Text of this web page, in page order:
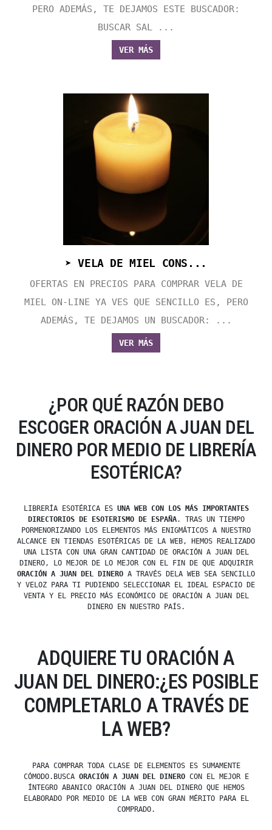
PERO ADEMÁS, TE DEJAMOS ESTE BUSCADOR:
BUSCAR SAL ...
VER MÁS
➤ VELA DE MIEL CONS...
OFERTAS EN PRECIOS PARA COMPRAR VELA DE
MIEL ON-LINE YA VES QUE SENCILLO ES, PERO
ADEMÁS, TE DEJAMOS UN BUSCADOR: ...
VER MÁS
¿POR QUÉ RAZÓN DEBO
ESCOGER ORACIÓN A JUAN DEL
DINERO POR MEDIO DE LIBRERÍA
ESOTÉRICA?
LIBRERÍA ESOTÉRICA ES UNA WEB CON LOS MÁS IMPORTANTES
DIRECTORIOS DE ESOTERISMO DE ESPAÑA. TRAS UN TIEMPO
PORMENORIZANDO LOS ELEMENTOS MÁS ENIGMÁTICOS A NUESTRO
ALCANCE EN TIENDAS ESOTÉRICAS DE LA WEB, HEMOS REALIZADO
UNA LISTA CON UNA GRAN CANTIDAD DE ORACIÓN A JUAN DEL
DINERO, LO MEJOR DE LO MEJOR CON EL FIN DE QUE ADQUIRIR
ORACIÓN A JUAN DEL DINERO A TRAVÉS DELA WEB SEA SENCILLO
Y VELOZ PARA TI PUDIENDO SELECCIONAR EL IDEAL ESPACIO DE
VENTA Y EL PRECIO MÁS ECONÓMICO DE ORACIÓN A JUAN DEL
DINERO EN NUESTRO PAÍS.
ADQUIERE TU ORACIÓN A
JUAN DEL DINERO:¿ES POSIBLE
COMPLETARLO A TRAVÉS DE
LA WEB?
PARA COMPRAR TODA CLASE DE ELEMENTOS ES SUMAMENTE
CÓMODO.BUSCA ORACIÓN A JUAN DEL DINEROCON EL MEJOR E
ÍNTEGRO ABANICO ORACIÓN A JUAN DEL DINERO QUE HEMOS
ELABORADO POR MEDIO DE LA WEB CON GRAN MÉRITO PARA EL
COMPRADO.